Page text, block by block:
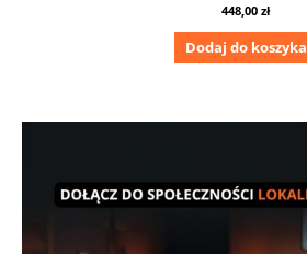
448,00 zł
Dodaj do koszyka